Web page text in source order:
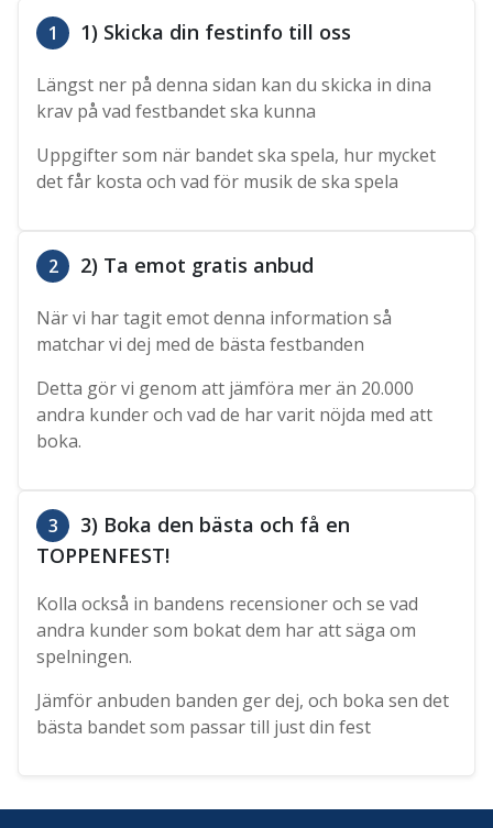
1 1) Skicka din festinfo till oss
Längst ner på denna sidan kan du skicka in dina
krav på vad festbandet ska kunna
Uppgifter som när bandet ska spela, hur mycket
det får kosta och vad för musik de ska spela
2 2) Ta emot gratis anbud
När vi har tagit emot denna information så
matchar vi dej med de bästa festbanden
Detta gör vi genom att jämföra mer än 20.000
andra kunder och vad de har varit nöjda med att
boka.
3
3) Boka den bästa och få en
TOPPENFEST!
Kolla också in bandens recensioner och se vad
andra kunder som bokat dem har att säga om
spelningen.
Jämför anbuden banden ger dej, och boka sen det
bästa bandet som passar till just din fest